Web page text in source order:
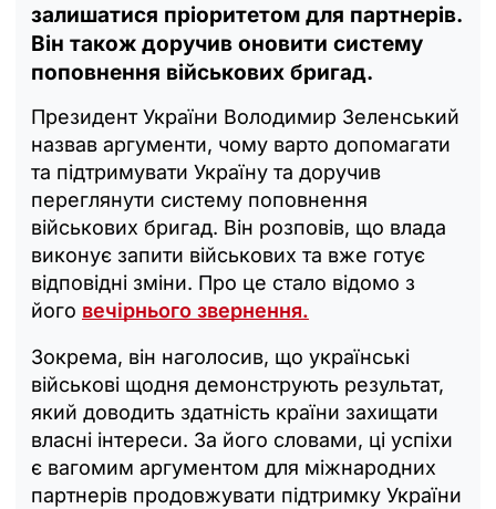
залишатися пріоритетом для партнерів.
Він також доручив оновити систему
поповнення військових бригад.
Президент України Володимир Зеленський
назвав аргументи, чому варто допомагати
та підтримувати Україну та доручив
переглянути систему поповнення
військових бригад. Він розповів, що влада
виконує запити військових та вже готує
відповідні зміни. Про це стало відомо з
його вечірнього звернення.
Зокрема, він наголосив, що українські
військові щодня демонструють результат,
який доводить здатність країни захищати
власні інтереси. За його словами, ці успіхи
є вагомим аргументом для міжнародних
партнерів продовжувати підтримку України